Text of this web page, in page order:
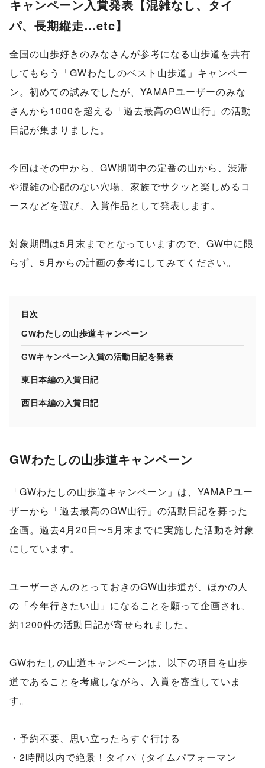
キャンペーン入賞発表【混雑なし、タイ
パ、長期縦走…etc】
全国の山歩好きのみなさんが参考になる山歩道を共有
してもらう「GWわたしのベスト山歩道」キャンペー
ン。初めての試みでしたが、YAMAPユーザーのみな
さんから1000を超える「過去最高のGW山行」の活動
日記が集まりました。
今回はその中から、GW期間中の定番の山から、渋滞
や混雑の心配のない穴場、家族でサクッと楽しめるコ
ースなどを選び、入賞作品として発表します。
対象期間は5月末までとなっていますので、GW中に限
らず、5月からの計画の参考にしてみてください。
目次
GWわたしの山歩道キャンペーン
GWキャンペーン入賞の活動日記を発表
東日本編の入賞日記
西日本編の入賞日記
GWわたしの山歩道キャンペーン
「GWわたしの山歩道キャンペーン」は、YAMAPユー
ザーから「過去最高のGW山行」の活動日記を募った
企画。過去4月20日〜5月末までに実施した活動を対象
にしています。
ユーザーさんのとっておきのGW山歩道が、ほかの人
の「今年行きたい山」になることを願って企画され、
約1200件の活動日記が寄せられました。
GWわたしの山道キャンペーンは、以下の項目を山歩
道であることを考慮しながら、入賞を審査していま
す。
・予約不要、思い立ったらすぐ行ける
・2時間以内で絶景！タイパ（タイムパフォーマン